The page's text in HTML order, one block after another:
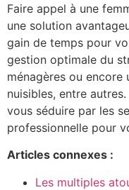
Faire appel à une
une solution
gain de temps pour
gestion optimale du
ménagères ou
nuisibles, entre
vous séduire par les
professionnelle pour
Articles connexes :
Les multiples